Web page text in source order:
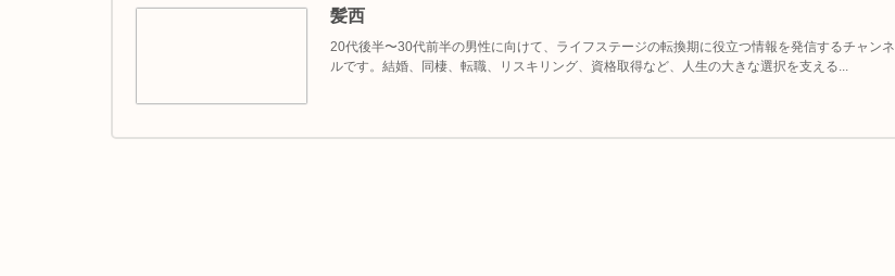
髪西
20代後半〜30代前半の男性に向けて、ライフステージの転換期に役立つ情報を発信するチャンネ
ルです。結婚、同棲、転職、リスキリング、資格取得など、人生の大きな選択を支える...